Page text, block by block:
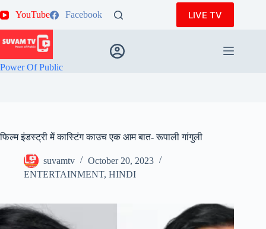
to
YouTube Facebook LIVE TV
Power Of Public
फिल्म इंडस्ट्री में कास्टिंग काउच एक आम बात- रूपाली गांगुली
suvamtv
October 20, 2023
ENTERTAINMENT, HINDI